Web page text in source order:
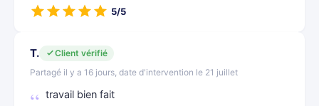
5/5
T.
Client vérifié
Partagé il y a 16 jours, date d'intervention le 21 juillet
travail bien fait